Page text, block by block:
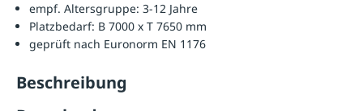
empf. Altersgruppe: 3-12 Jahre
Platzbedarf: B 7000 x T 7650 mm
geprüft nach Euronorm EN 1176
Beschreibung